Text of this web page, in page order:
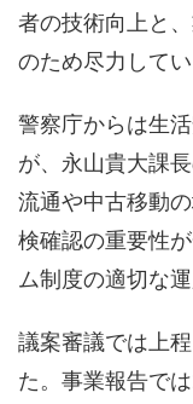
者の技術向上と
のため尽力してい
警察庁からは生
が、永山貴大課
流通や中古移動
検確認の重要性
ム制度の適切な
議案審議では上
た。事業報告で